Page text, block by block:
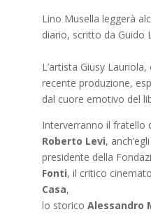
Lino Musella leggerà
diario, scritto da Guido
L’artista Giusy
recente produzione,
dal cuore emotivo del
Interverranno il fratello
Roberto Levi,
presidente della
Fonti, il critico
Casa,
lo storico Alessandro